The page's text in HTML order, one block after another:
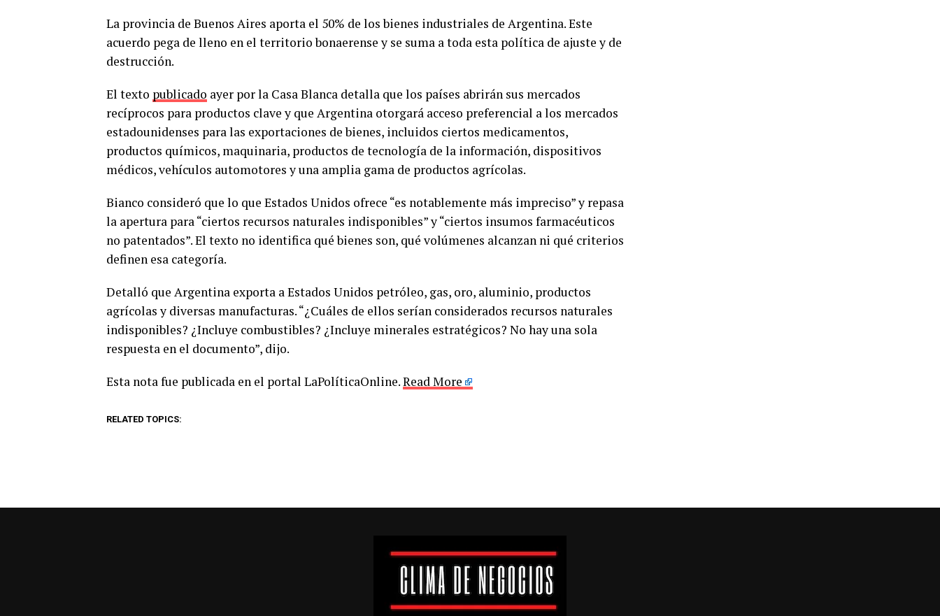
La provincia de Buenos Aires aporta el 50% de los bienes industriales de Argentina. Este
acuerdo pega de lleno en el territorio bonaerense y se suma a toda esta política de ajuste y de
destrucción.
El texto publicado ayer por la Casa Blanca detalla que los países abrirán sus mercados
recíprocos para productos clave y que Argentina otorgará acceso preferencial a los mercados
estadounidenses para las exportaciones de bienes, incluidos ciertos medicamentos,
productos químicos, maquinaria, productos de tecnología de la información, dispositivos
médicos, vehículos automotores y una amplia gama de productos agrícolas.
Bianco consideró que lo que Estados Unidos ofrece “es notablemente más impreciso” y repasa
la apertura para “ciertos recursos naturales indisponibles” y “ciertos insumos farmacéuticos
no patentados”. El texto no identifica qué bienes son, qué volúmenes alcanzan ni qué criterios
definen esa categoría.
Detalló que Argentina exporta a Estados Unidos petróleo, gas, oro, aluminio, productos
agrícolas y diversas manufacturas. “¿Cuáles de ellos serían considerados recursos naturales
indisponibles? ¿Incluye combustibles? ¿Incluye minerales estratégicos? No hay una sola
respuesta en el documento”, dijo.
Esta nota fue publicada en el portal LaPolíticaOnline.Read More
RELATED TOPICS: